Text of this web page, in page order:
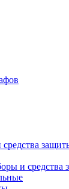
и средства